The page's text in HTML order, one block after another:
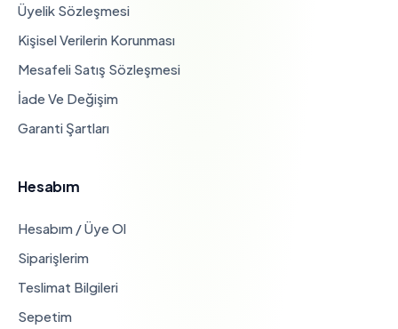
Üyelik Sözleşmesi
Kişisel Verilerin Korunması
Mesafeli Satış Sözleşmesi
İade Ve Değişim
Garanti Şartları
Hesabım
Hesabım / Üye Ol
Siparişlerim
Teslimat Bilgileri
Sepetim